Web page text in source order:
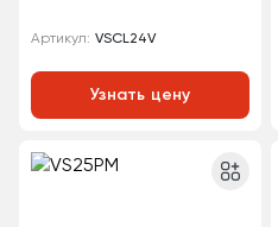
Артикул: VSCL24V
Узнать цену